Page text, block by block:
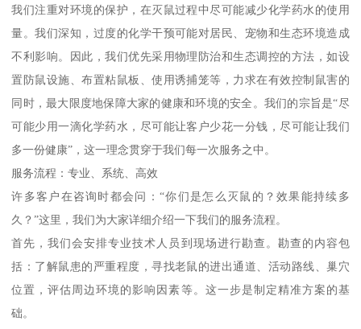
我们注重对环境的保护，在灭鼠过程中尽可能减少化学药水的使用
量。我们深知，过度的化学干预可能对居民、宠物和生态环境造成
不利影响。因此，我们优先采用物理防治和生态调控的方法，如设
置防鼠设施、布置粘鼠板、使用诱捕笼等，力求在有效控制鼠害的
同时，最大限度地保障大家的健康和环境的安全。我们的宗旨是“尽
可能少用一滴化学药水，尽可能让客户少花一分钱，尽可能让我们
多一份健康”，这一理念贯穿于我们每一次服务之中。
服务流程：专业、系统、高效
许多客户在咨询时都会问：“你们是怎么灭鼠的？效果能持续多
久？”这里，我们为大家详细介绍一下我们的服务流程。
首先，我们会安排专业技术人员到现场进行勘查。勘查的内容包
括：了解鼠患的严重程度，寻找老鼠的进出通道、活动路线、巢穴
位置，评估周边环境的影响因素等。这一步是制定精准方案的基
础。